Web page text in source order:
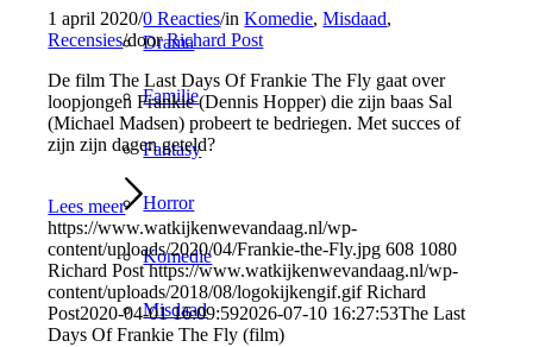
Drama
Familie
Fantasy
Horror
Komedie
Misdaad
1 april 2020/0 Reacties/inKomedie,Misdaad,
Recensies/doorRichard Post
De film The Last Days Of Frankie The Fly gaat over
loopjongen Frankie (Dennis Hopper) die zijn baas Sal
(Michael Madsen) probeert te bedriegen. Met succes of
zijn zijn dagen geteld?
Lees meer
https://www.watkijkenwevandaag.nl/wp-
content/uploads/2020/04/Frankie-the-Fly.jpg 608 1080
Richard Post https://www.watkijkenwevandaag.nl/wp-
content/uploads/2018/08/logokijkengif.gif Richard
Post2020-04-01 16:09:592026-07-10 16:27:53The Last
Days Of Frankie The Fly (film)